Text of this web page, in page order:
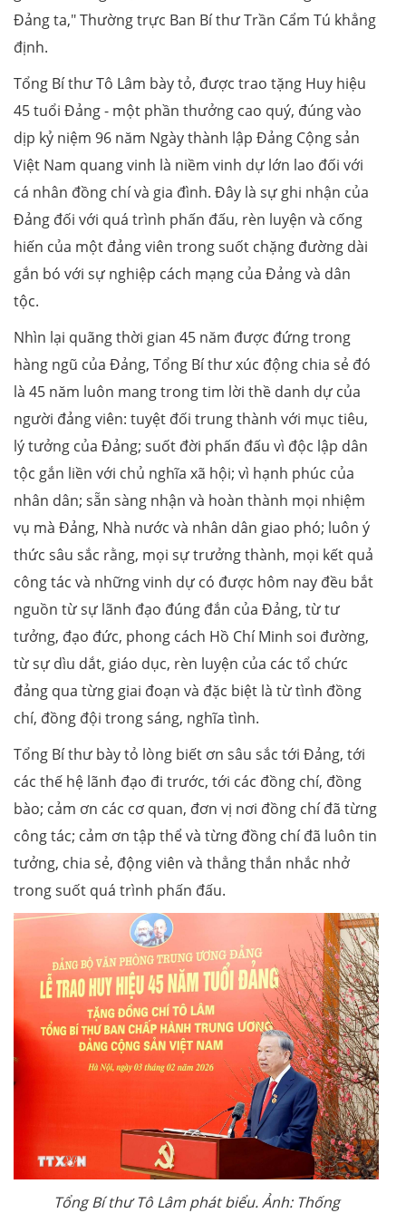
Đảng ta," Thường trực Ban Bí thư Trần Cẩm Tú khẳng
định.
Tổng Bí thư Tô Lâm bày tỏ, được trao tặng Huy hiệu
45 tuổi Đảng - một phần thưởng cao quý, đúng vào
dịp kỷ niệm 96 năm Ngày thành lập Đảng Cộng sản
Việt Nam quang vinh là niềm vinh dự lớn lao đối với
cá nhân đồng chí và gia đình. Đây là sự ghi nhận của
Đảng đối với quá trình phấn đấu, rèn luyện và cống
hiến của một đảng viên trong suốt chặng đường dài
gắn bó với sự nghiệp cách mạng của Đảng và dân
tộc.
Nhìn lại quãng thời gian 45 năm được đứng trong
hàng ngũ của Đảng, Tổng Bí thư xúc động chia sẻ đó
là 45 năm luôn mang trong tim lời thề danh dự của
người đảng viên: tuyệt đối trung thành với mục tiêu,
lý tưởng của Đảng; suốt đời phấn đấu vì độc lập dân
tộc gắn liền với chủ nghĩa xã hội; vì hạnh phúc của
nhân dân; sẵn sàng nhận và hoàn thành mọi nhiệm
vụ mà Đảng, Nhà nước và nhân dân giao phó; luôn ý
thức sâu sắc rằng, mọi sự trưởng thành, mọi kết quả
công tác và những vinh dự có được hôm nay đều bắt
nguồn từ sự lãnh đạo đúng đắn của Đảng, từ tư
tưởng, đạo đức, phong cách Hồ Chí Minh soi đường,
từ sự dìu dắt, giáo dục, rèn luyện của các tổ chức
đảng qua từng giai đoạn và đặc biệt là từ tình đồng
chí, đồng đội trong sáng, nghĩa tình.
Tổng Bí thư bày tỏ lòng biết ơn sâu sắc tới Đảng, tới
các thế hệ lãnh đạo đi trước, tới các đồng chí, đồng
bào; cảm ơn các cơ quan, đơn vị nơi đồng chí đã từng
công tác; cảm ơn tập thể và từng đồng chí đã luôn tin
tưởng, chia sẻ, động viên và thẳng thắn nhắc nhở
trong suốt quá trình phấn đấu.
Tổng Bí thư Tô Lâm phát biểu. Ảnh: Thống